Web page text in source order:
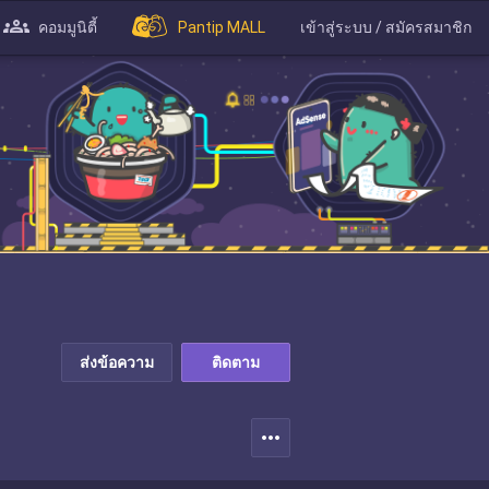
คอมมูนิตี้ Pantip MALL เข้าสู่ระบบ / สมัครสมาชิก
ส่งข้อความ ติดตาม
more_horiz